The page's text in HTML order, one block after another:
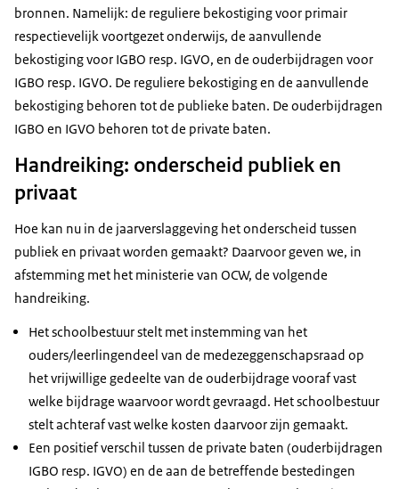
bronnen. Namelijk: de reguliere bekostiging voor primair
respectievelijk voortgezet onderwijs, de aanvullende
bekostiging voor IGBO resp. IGVO, en de ouderbijdragen voor
IGBO resp. IGVO. De reguliere bekostiging en de aanvullende
bekostiging behoren tot de publieke baten. De ouderbijdragen
IGBO en IGVO behoren tot de private baten.
Handreiking: onderscheid publiek en
privaat
Hoe kan nu in de jaarverslaggeving het onderscheid tussen
publiek en privaat worden gemaakt? Daarvoor geven we, in
afstemming met het ministerie van OCW, de volgende
handreiking.
Het schoolbestuur stelt met instemming van het
ouders/leerlingendeel van de medezeggenschapsraad op
het vrijwillige gedeelte van de ouderbijdrage vooraf vast
welke bijdrage waarvoor wordt gevraagd. Het schoolbestuur
stelt achteraf vast welke kosten daarvoor zijn gemaakt.
Een positief verschil tussen de private baten (ouderbijdragen
IGBO resp. IGVO) en de aan de betreffende bestedingen